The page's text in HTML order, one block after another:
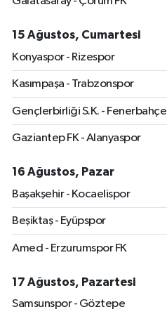
15 Ağustos, Cumartesi
Konyaspor - Rizespor
Kasımpaşa - Trabzonspor
Gençlerbirliği S.K. - Fenerbahçe
Gaziantep FK - Alanyaspor
16 Ağustos, Pazar
Başakşehir - Kocaelispor
Beşiktaş - Eyüpspor
Amed - Erzurumspor FK
17 Ağustos, Pazartesi
Samsunspor - Göztepe